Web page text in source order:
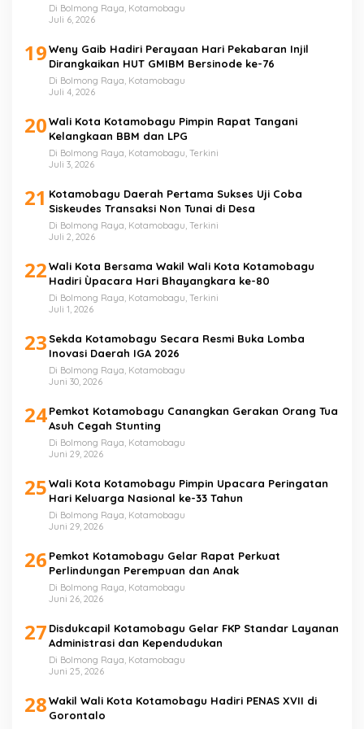
Di Bolmong Raya, Kotamobagu
Juli 6, 2026
19Weny Gaib Hadiri Perayaan Hari Pekabaran Injil
Dirangkaikan HUT GMIBM Bersinode ke-76
Di Bolmong Raya, Kotamobagu
Juli 4, 2026
20Wali Kota Kotamobagu Pimpin Rapat Tangani
Kelangkaan BBM dan LPG
Di Bolmong Raya, Kotamobagu, Terkini
Juli 3, 2026
21 Kotamobagu Daerah Pertama Sukses Uji Coba
Siskeudes Transaksi Non Tunai di Desa
Di Bolmong Raya, Kotamobagu, Terkini
Juli 2, 2026
22Wali Kota Bersama Wakil Wali Kota Kotamobagu
Hadiri Ùpacara Hari Bhayangkara ke-80
Di Bolmong Raya, Kotamobagu, Terkini
Juli 1, 2026
23 Sekda Kotamobagu Secara Resmi Buka Lomba
Inovasi Daerah IGA 2026
Di Bolmong Raya, Kotamobagu
Juni 30, 2026
24Pemkot Kotamobagu Canangkan Gerakan Orang Tua
Asuh Cegah Stunting
Di Bolmong Raya, Kotamobagu
Juni 29, 2026
25Wali Kota Kotamobagu Pimpin Upacara Peringatan
Hari Keluarga Nasional ke-33 Tahun
Di Bolmong Raya, Kotamobagu
Juni 29, 2026
26 Pemkot Kotamobagu Gelar Rapat Perkuat
Perlindungan Perempuan dan Anak
Di Bolmong Raya, Kotamobagu
Juni 26, 2026
27 Disdukcapil Kotamobagu Gelar FKP Standar Layanan
Administrasi dan Kependudukan
Di Bolmong Raya, Kotamobagu
Juni 25, 2026
28Wakil Wali Kota Kotamobagu Hadiri PENAS XVII di
Gorontalo